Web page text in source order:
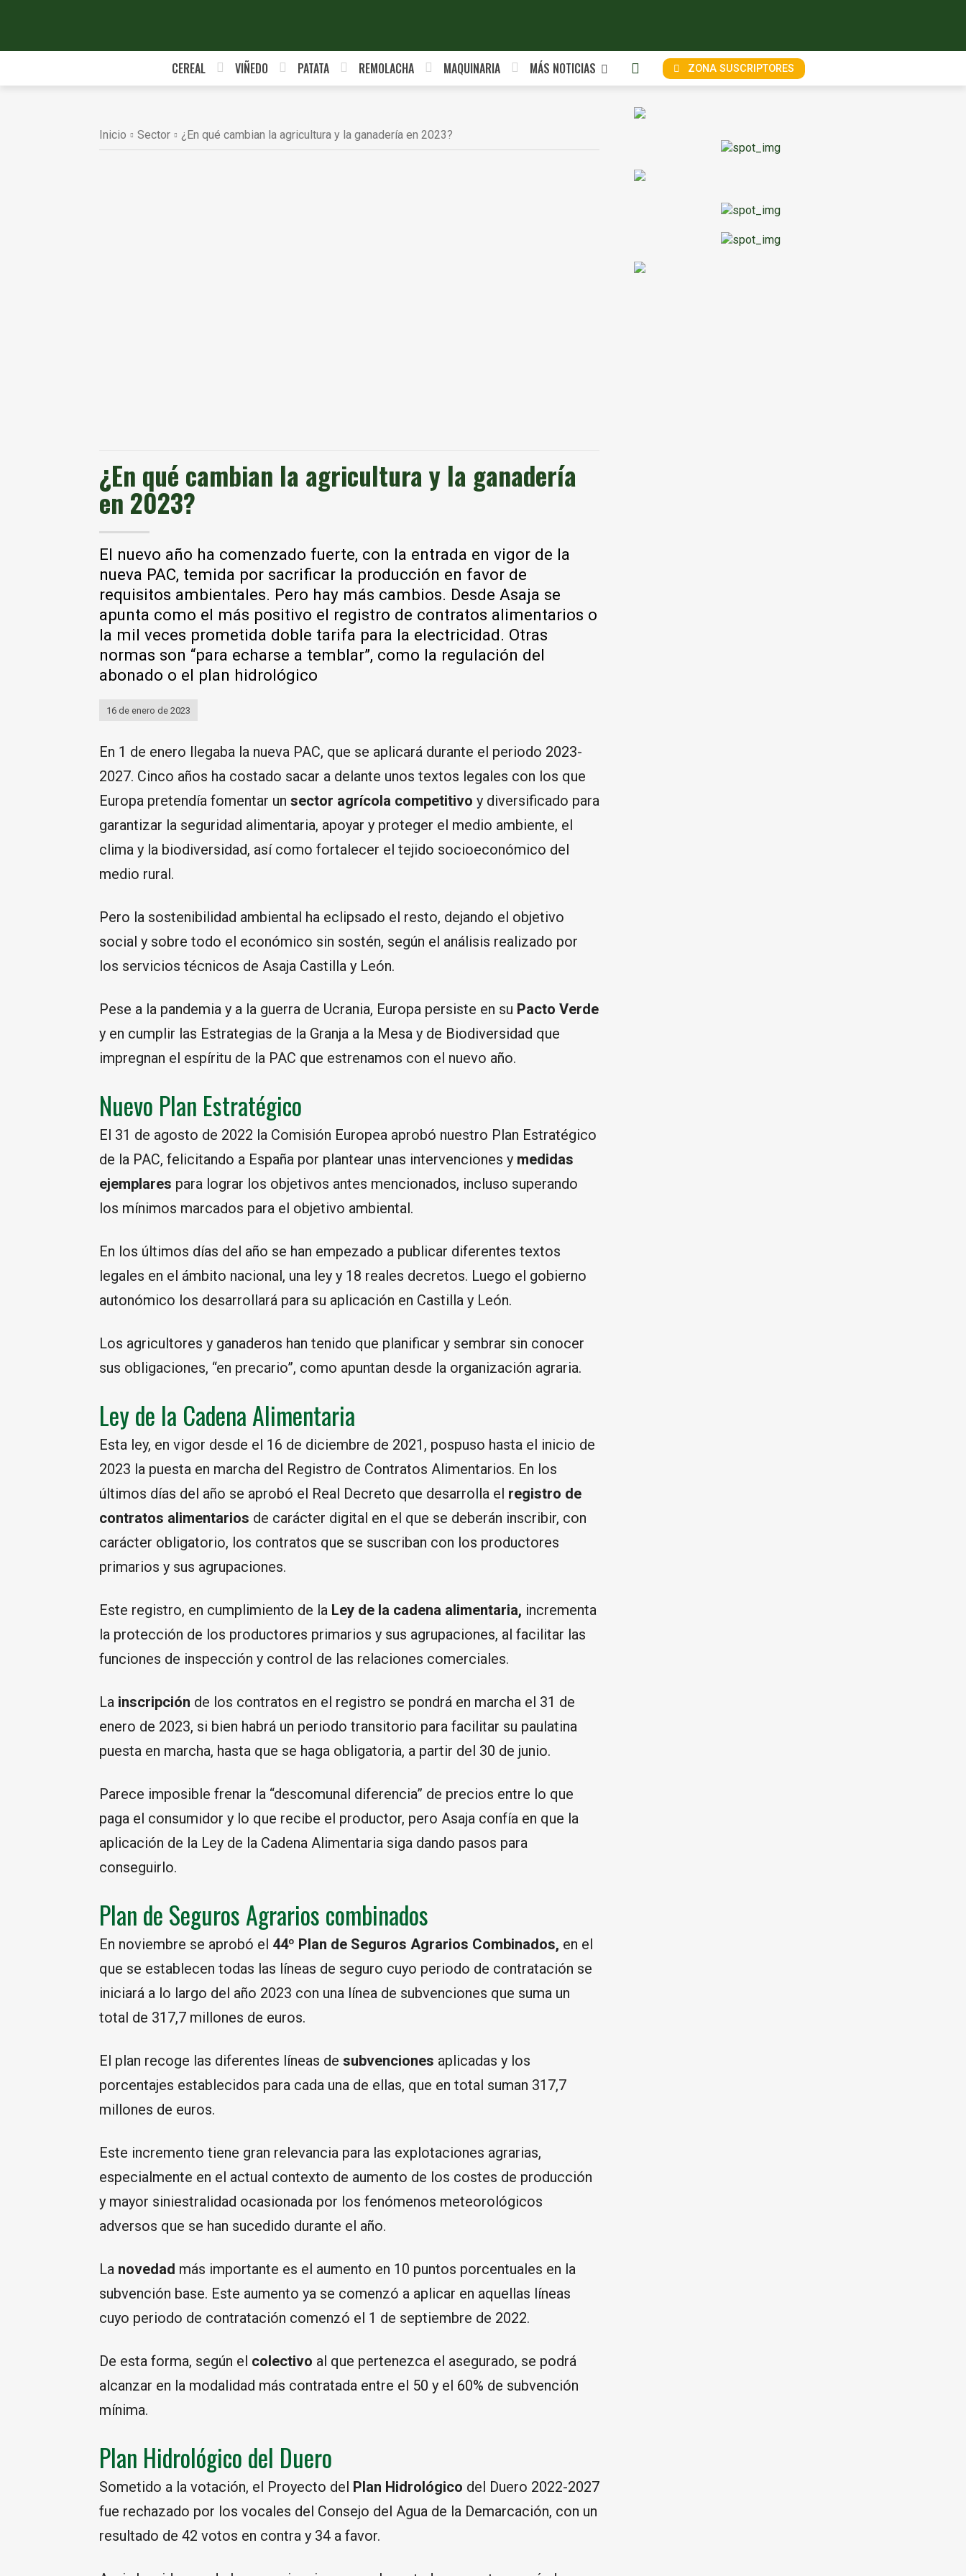
CEREAL VIÑEDO PATATA REMOLACHA MAQUINARIA MÁS NOTICIAS ZONA SUSCRIPTORES
Inicio Sector ¿En qué cambian la agricultura y la ganadería en 2023?
¿En qué cambian la agricultura y la ganadería
en 2023?
El nuevo año ha comenzado fuerte, con la entrada en vigor de la
nueva PAC, temida por sacrificar la producción en favor de
requisitos ambientales. Pero hay más cambios. Desde Asaja se
apunta como el más positivo el registro de contratos alimentarios o
la mil veces prometida doble tarifa para la electricidad. Otras
normas son “para echarse a temblar”, como la regulación del
abonado o el plan hidrológico
16 de enero de 2023
En 1 de enero llegaba la nueva PAC, que se aplicará durante el periodo 2023-
2027. Cinco años ha costado sacar a delante unos textos legales con los que
Europa pretendía fomentar un sector agrícola competitivo y diversificado para
garantizar la seguridad alimentaria, apoyar y proteger el medio ambiente, el
clima y la biodiversidad, así como fortalecer el tejido socioeconómico del
medio rural.
Pero la sostenibilidad ambiental ha eclipsado el resto, dejando el objetivo
social y sobre todo el económico sin sostén, según el análisis realizado por
los servicios técnicos de Asaja Castilla y León.
Pese a la pandemia y a la guerra de Ucrania, Europa persiste en su Pacto Verde
y en cumplir las Estrategias de la Granja a la Mesa y de Biodiversidad que
impregnan el espíritu de la PAC que estrenamos con el nuevo año.
Nuevo Plan Estratégico
El 31 de agosto de 2022 la Comisión Europea aprobó nuestro Plan Estratégico
de la PAC, felicitando a España por plantear unas intervenciones y medidas
ejemplares para lograr los objetivos antes mencionados, incluso superando
los mínimos marcados para el objetivo ambiental.
En los últimos días del año se han empezado a publicar diferentes textos
legales en el ámbito nacional, una ley y 18 reales decretos. Luego el gobierno
autonómico los desarrollará para su aplicación en Castilla y León.
Los agricultores y ganaderos han tenido que planificar y sembrar sin conocer
sus obligaciones, “en precario”, como apuntan desde la organización agraria.
Ley de la Cadena Alimentaria
Esta ley, en vigor desde el 16 de diciembre de 2021, pospuso hasta el inicio de
2023 la puesta en marcha del Registro de Contratos Alimentarios. En los
últimos días del año se aprobó el Real Decreto que desarrolla el registro de
contratos alimentarios de carácter digital en el que se deberán inscribir, con
carácter obligatorio, los contratos que se suscriban con los productores
primarios y sus agrupaciones.
Este registro, en cumplimiento de la Ley de la cadena alimentaria, incrementa
la protección de los productores primarios y sus agrupaciones, al facilitar las
funciones de inspección y control de las relaciones comerciales.
La inscripción de los contratos en el registro se pondrá en marcha el 31 de
enero de 2023, si bien habrá un periodo transitorio para facilitar su paulatina
puesta en marcha, hasta que se haga obligatoria, a partir del 30 de junio.
Parece imposible frenar la “descomunal diferencia” de precios entre lo que
paga el consumidor y lo que recibe el productor, pero Asaja confía en que la
aplicación de la Ley de la Cadena Alimentaria siga dando pasos para
conseguirlo.
Plan de Seguros Agrarios combinados
En noviembre se aprobó el 44º Plan de Seguros Agrarios Combinados, en el
que se establecen todas las líneas de seguro cuyo periodo de contratación se
iniciará a lo largo del año 2023 con una línea de subvenciones que suma un
total de 317,7 millones de euros.
El plan recoge las diferentes líneas de subvenciones aplicadas y los
porcentajes establecidos para cada una de ellas, que en total suman 317,7
millones de euros.
Este incremento tiene gran relevancia para las explotaciones agrarias,
especialmente en el actual contexto de aumento de los costes de producción
y mayor siniestralidad ocasionada por los fenómenos meteorológicos
adversos que se han sucedido durante el año.
La novedad más importante es el aumento en 10 puntos porcentuales en la
subvención base. Este aumento ya se comenzó a aplicar en aquellas líneas
cuyo periodo de contratación comenzó el 1 de septiembre de 2022.
De esta forma, según el colectivo al que pertenezca el asegurado, se podrá
alcanzar en la modalidad más contratada entre el 50 y el 60% de subvención
mínima.
Plan Hidrológico del Duero
Sometido a la votación, el Proyecto del Plan Hidrológico del Duero 2022-2027
fue rechazado por los vocales del Consejo del Agua de la Demarcación, con un
resultado de 42 votos en contra y 34 a favor.